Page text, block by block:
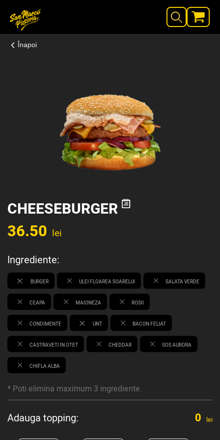
Înapoi
CHEESEBURGER
36.50 lei
Ingrediente:
BURGER ULEI FLOAREA SOARELUI SALATA VERDE
CEAPA MAIONEZA ROSII
CONDIMENTE UNT BACON FELIAT
CASTRAVETI IN OTET CHEDDAR SOS AURORA
CHIFLA ALBA
* Poti elimina maximum 3 ingrediente.
Adauga topping: 0 lei